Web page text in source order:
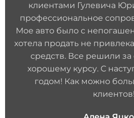
клиентами Гулевича
профессиональное
Мое авто было с
хотела продать не
средств. Все решили
хорошему курсу. С
годом! Как можно
клиентов!